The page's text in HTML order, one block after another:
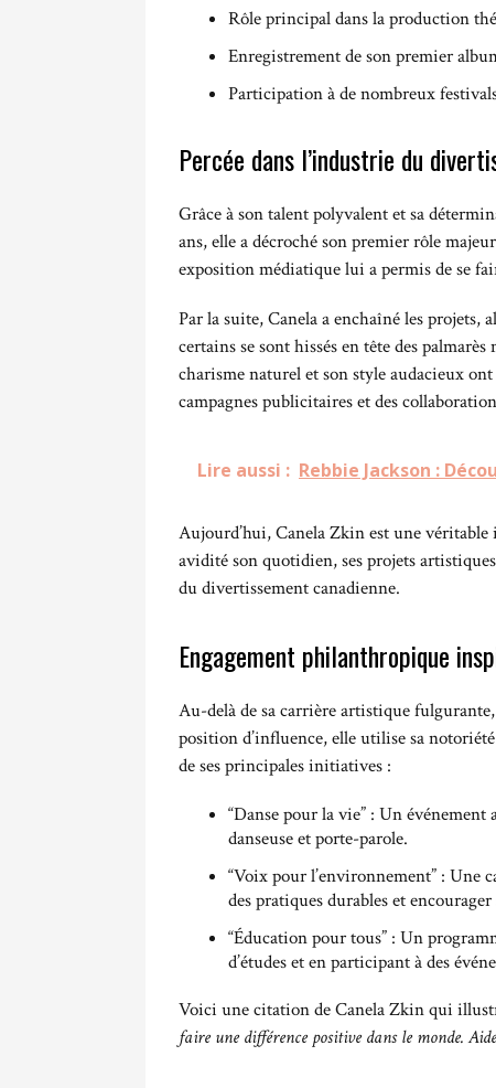
Rôle principal dans la production
Enregistrement de son premier
Participation à de nombreux
Percée dans l’industrie du
Grâce à son talent polyvalent et sa
ans, elle a décroché son premier rôle
exposition médiatique lui a permis de se
Par la suite, Canela a enchaîné les
certains se sont hissés en tête des
charisme naturel et son style audacieux
campagnes publicitaires et des
Lire aussi : Rebbie Jackson :
Aujourd’hui, Canela Zkin est une véritable
avidité son quotidien, ses projets
du divertissement canadienne.
Engagement philanthropique
Au-delà de sa carrière artistique
position d’influence, elle utilise sa
de ses principales initiatives :
“Danse pour la vie” : Un
danseuse et porte-parole.
“Voix pour l’environnement” : Une
des pratiques durables et
“Éducation pour tous” : Un
d’études et en participant à des
Voici une citation de Canela Zkin qui
faire une différence positive dans le monde.